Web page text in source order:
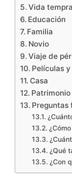
Vida
Educación
Familia
Novio
Viaje de
Películas
Casa
Preguntas
¿Qué
¿Con